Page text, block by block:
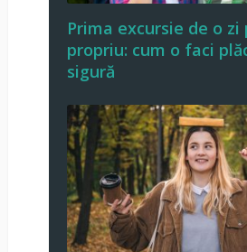
Prima excursie de o zi
propriu: cum o faci
sigură